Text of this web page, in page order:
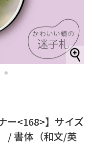
7
ー<168>】サイズ
/ 書体（和文/英